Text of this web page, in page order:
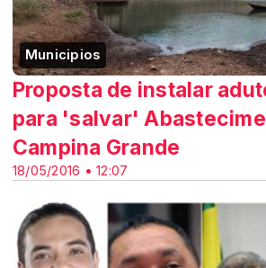
Municipios
18/05/2016 • 12:07
Proposta de instalar
para 'salvar'
Campina Grande